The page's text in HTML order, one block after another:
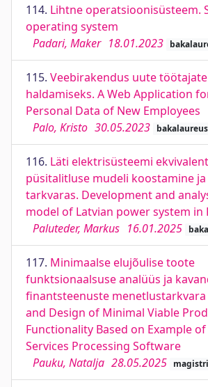
114. Lihtne operatsioonisüsteem.
operating system
Padari, Maker 18.01.2023
115. Veebirakendus uute
haldamiseks. A Web Application
Personal Data of New Employees
Palo, Kristo 30.05.2023
116. Läti elektrisüsteemi
püsitalitluse mudeli koostamine ja
tarkvaras. Development and
model of Latvian power system in
Paluteder, Markus 16.01.2025
117. Minimaalse elujõulise toote
funktsionaalsuse analüüs ja
finantsteenuste menetlustarkvara
and Design of Minimal Viable
Functionality Based on Example of
Services Processing Software
Pauku, Natalja 28.05.2025